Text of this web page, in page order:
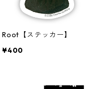
Root【ステッカー】
¥400